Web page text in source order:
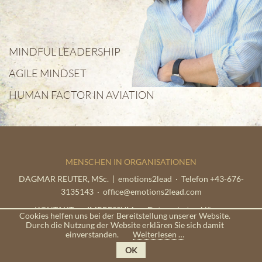
MINDFUL LEADERSHIP
AGILE MINDSET
HUMAN FACTOR IN AVIATION
MENSCHEN IN ORGANISATIONEN
DAGMAR REUTER, MSc. | emotions2lead · Telefon +43-676-
3135143 · office@emotions2lead.com
Navigation
überspringen
KONTAKT IMPRESSUM Datenschutzerklärung
Cookies helfen uns bei der Bereitstellung unserer Website.
Durch die Nutzung der Website erklären Sie sich damit
einverstanden.
Weiterlesen …
OK